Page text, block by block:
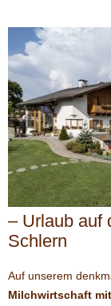
– Urlaub auf
Schlern
Auf unserem
Milchwirtschaft